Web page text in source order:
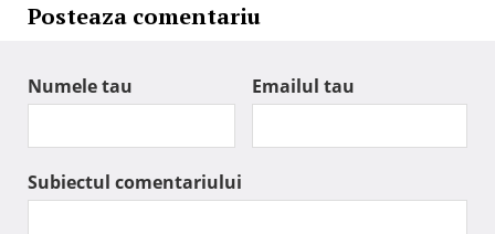
Posteaza comentariu
Numele tau Emailul tau
Subiectul comentariului